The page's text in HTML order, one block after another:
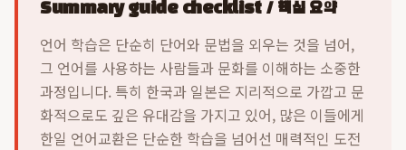
Summary guide checklist / 핵심 요약
언어 학습은 단순히 단어와 문법을 외우는 것을 넘어,
그 언어를 사용하는 사람들과 문화를 이해하는 소중한
과정입니다. 특히 한국과 일본은 지리적으로 가깝고 문
화적으로도 깊은 유대감을 가지고 있어, 많은 이들에게
한일 언어교환은 단순한 학습을 넘어선 매력적인 도전